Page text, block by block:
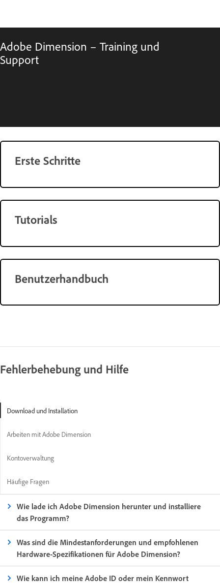
Adobe Dimension – Training und
Support
Erste Schritte
Tutorials
Benutzerhandbuch
Fehlerbehebung und Hilfe
Download und Installation
Arbeiten mit Adobe Dimension
Kontoverwaltung
Häufige Fragen
Wie lade ich Adobe Dimension herunter und installiere
das Programm?
Was sind die Mindestanforderungen und empfohlenen
Hardware-Spezifikationen für Adobe Dimension?
Wie kann ich meine Adobe ID oder mein Kennwort